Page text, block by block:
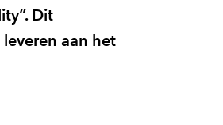
Dit
aan het